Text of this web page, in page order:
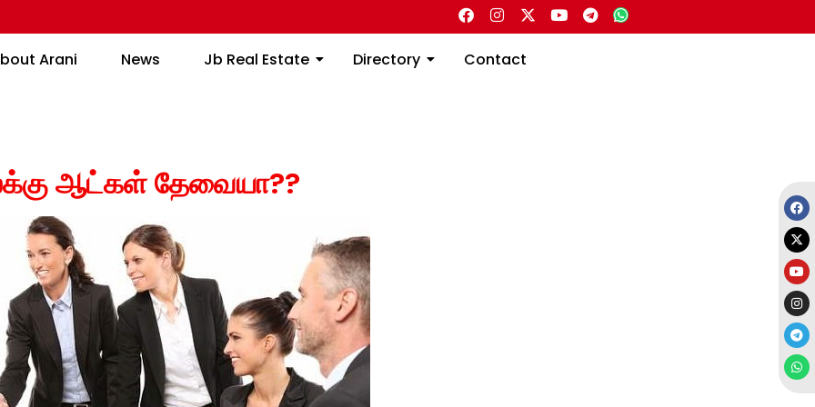
Arani News Jb Real Estate Directory Contact
About Arani News Jb Real Estate Directory Contact
ஆட்கள் தேவையா??